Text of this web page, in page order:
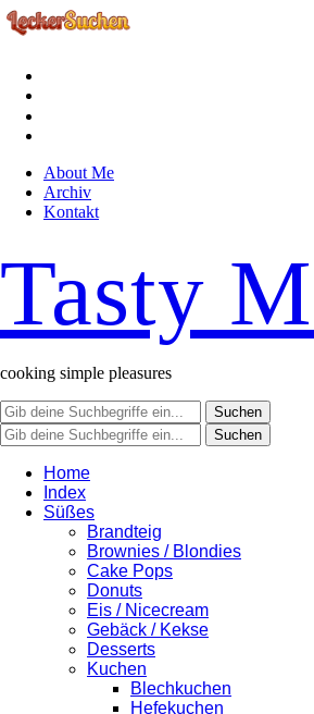
About Me
Archiv
Kontakt
Tasty
cooking simple pleasures
Home
Index
Süßes
Brandteig
Brownies / Blondies
Cake Pops
Donuts
Eis / Nicecream
Gebäck / Kekse
Desserts
Kuchen
Blechkuchen
Hefekuchen